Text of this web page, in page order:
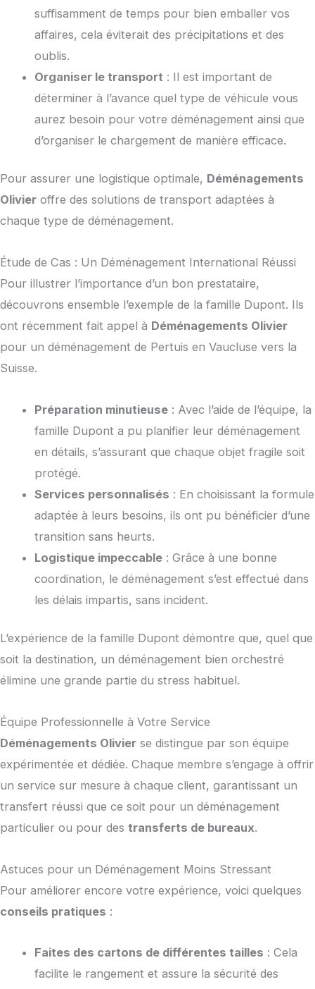
suffisamment de temps pour bien emballer vos
affaires, cela éviterait des précipitations et des
oublis.
Organiser le transport : Il est important de
déterminer à l’avance quel type de véhicule vous
aurez besoin pour votre déménagement ainsi que
d’organiser le chargement de manière efficace.
Pour assurer une logistique optimale, Déménagements
Olivier offre des solutions de transport adaptées à
chaque type de déménagement.
Étude de Cas : Un Déménagement International Réussi
Pour illustrer l’importance d’un bon prestataire,
découvrons ensemble l’exemple de la famille Dupont. Ils
ont récemment fait appel à Déménagements Olivier
pour un déménagement de Pertuis en Vaucluse vers la
Suisse.
Préparation minutieuse : Avec l’aide de l’équipe, la
famille Dupont a pu planifier leur déménagement
en détails, s’assurant que chaque objet fragile soit
protégé.
Services personnalisés : En choisissant la formule
adaptée à leurs besoins, ils ont pu bénéficier d’une
transition sans heurts.
Logistique impeccable : Grâce à une bonne
coordination, le déménagement s’est effectué dans
les délais impartis, sans incident.
L’expérience de la famille Dupont démontre que, quel que
soit la destination, un déménagement bien orchestré
élimine une grande partie du stress habituel.
Équipe Professionnelle à Votre Service
Déménagements Olivier se distingue par son équipe
expérimentée et dédiée. Chaque membre s’engage à offrir
un service sur mesure à chaque client, garantissant un
transfert réussi que ce soit pour un déménagement
particulier ou pour des transferts de bureaux.
Astuces pour un Déménagement Moins Stressant
Pour améliorer encore votre expérience, voici quelques
conseils pratiques :
Faites des cartons de différentes tailles : Cela
facilite le rangement et assure la sécurité des